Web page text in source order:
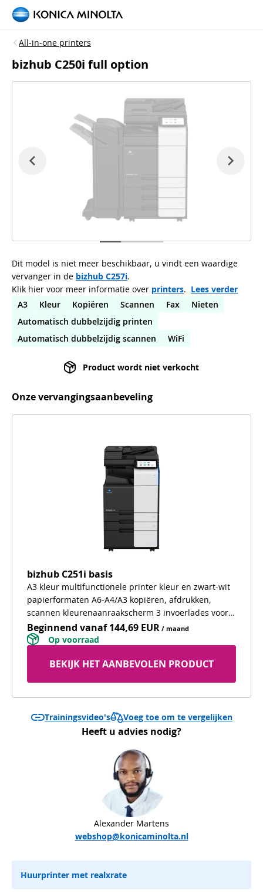
All-in-one printers
bizhub C250i full option
Dit model is niet meer beschikbaar, u vindt een waardige
vervanger in de bizhub C257i.
Klik hier voor meer informatie over printers. Lees verder
A3
Kleur Kopiëren Scannen Fax
Nieten
Automatisch dubbelzijdig printen
Automatisch dubbelzijdig scannen
WiFi
Product wordt niet verkocht
Onze vervangingsaanbeveling
bizhub C251i basis
A3 kleur multifunctionele printer kleur en zwart-wit
papierformaten A6-A4/A3 kopiëren, afdrukken,
scannen kleurenaanraakscherm 3 invoerlades voor
verschillende types papier onderzetkast voor
comfortable werkhoogte en extra opslagruimte
Beginnend vanaf 144,69 EUR / maand
Op voorraad
BEKIJK HET AANBEVOLEN PRODUCT
Trainingsvideo's Voeg toe om te vergelijken
Heeft u advies nodig?
Alexander Martens
webshop@konicaminolta.nl
Huurprinter met realxrate